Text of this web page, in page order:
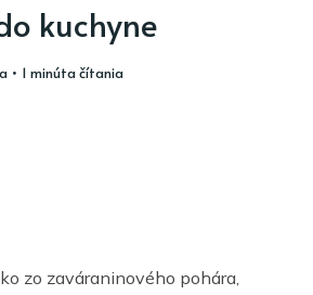
kuchyne
• 1 minúta čítania
zo zaváraninového pohára,